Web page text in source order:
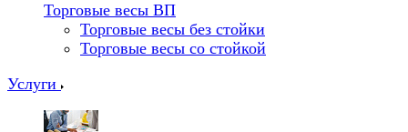
Торговые весы ВП
Торговые весы без стойки
Торговые весы со стойкой
Услуги